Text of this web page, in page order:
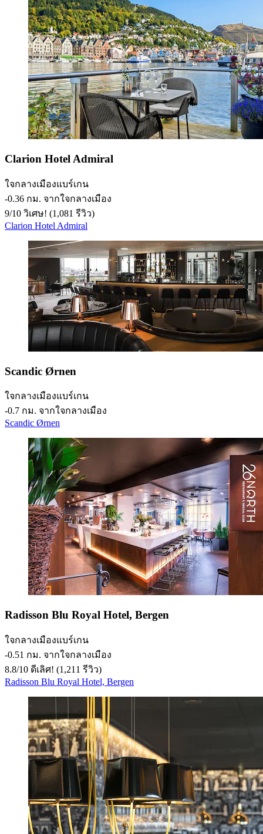
Clarion Hotel Admiral
ใจกลางเมืองแบร์เกน
‐0.36 กม. จากใจกลางเมือง
9/10 วิเศษ! (1,081 รีวิว)
Clarion Hotel Admiral
Scandic Ørnen
ใจกลางเมืองแบร์เกน
‐0.7 กม. จากใจกลางเมือง
Scandic Ørnen
Radisson Blu Royal Hotel, Bergen
ใจกลางเมืองแบร์เกน
‐0.51 กม. จากใจกลางเมือง
8.8/10 ดีเลิศ! (1,211 รีวิว)
Radisson Blu Royal Hotel, Bergen